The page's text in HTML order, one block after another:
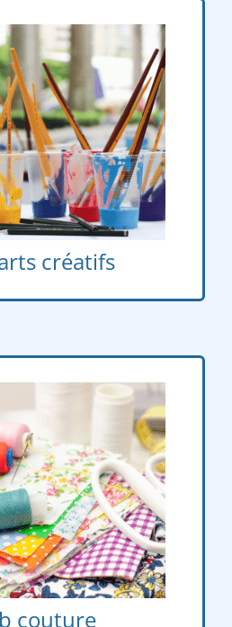
créatifs
Jeudi
couture